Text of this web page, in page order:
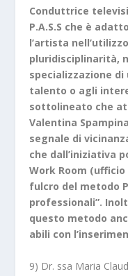
Conduttrice
P.A.S.S che è
l’artista
pluridisciplinarità,
specializzazione
talento o agli
sottolineato che
Valentina
segnale di
che dall’iniziativa
Work Room
fulcro del metodo
professionali”.
questo metodo
abili con
9) Dr. ssa Maria